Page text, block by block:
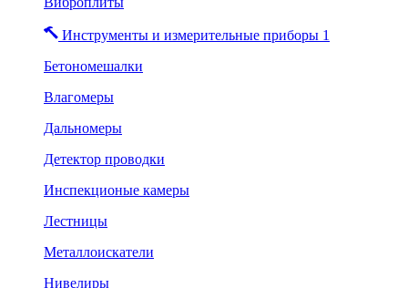
Инструменты и измерительные приборы 1
Бетономешалки
Влагомеры
Дальномеры
Детектор проводки
Инспекционые камеры
Лестницы
Металлоискатели
Нивелиры